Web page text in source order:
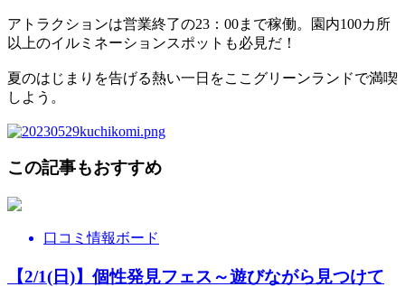
アトラクションは営業終了の23：00まで稼働。園内100カ所
以上のイルミネーションスポットも必見だ！
夏のはじまりを告げる熱い一日をここグリーンランドで満喫
しよう。
この記事もおすすめ
口コミ情報ボード
【2/1(日)】個性発見フェス～遊びながら見つけて